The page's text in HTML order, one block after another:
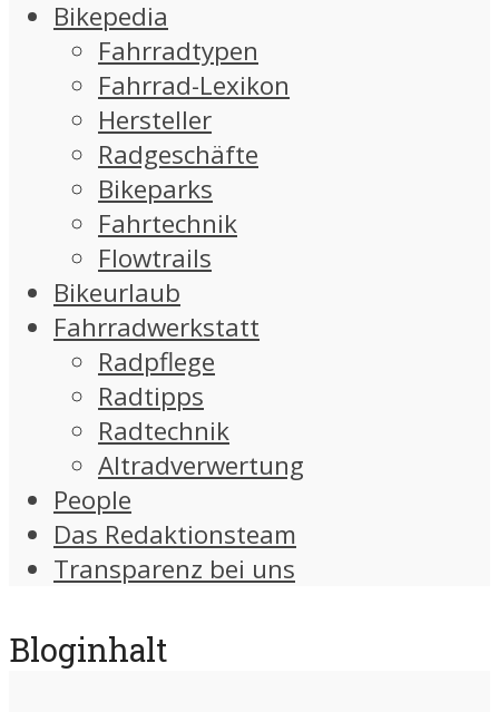
Bikepedia
Fahrradtypen
Fahrrad-Lexikon
Hersteller
Radgeschäfte
Bikeparks
Fahrtechnik
Flowtrails
Bikeurlaub
Fahrradwerkstatt
Radpflege
Radtipps
Radtechnik
Altradverwertung
People
Das Redaktionsteam
Transparenz bei uns
Bloginhalt